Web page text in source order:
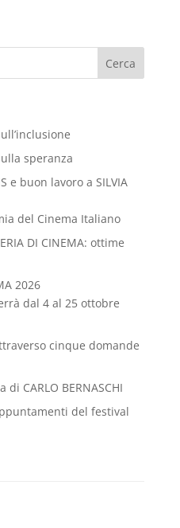
Cerca
speranza
e buon lavoro a SILVIA
del Cinema Italiano
DI CINEMA: ottime
2026
dal 4 al 25 ottobre
cinque domande
CARLO BERNASCHI
del festival